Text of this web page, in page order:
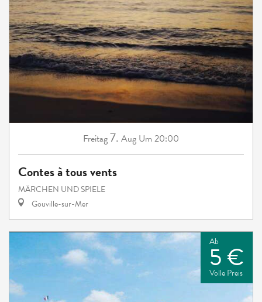
Freitag7. Aug Um 20:00
Contes à tous vents
MÄRCHEN UND SPIELE
Gouville-sur-Mer
Ab
5 €
Volle Preis